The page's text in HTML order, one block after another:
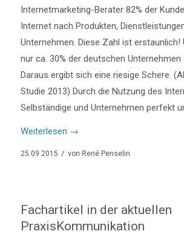
Internetmarketing-Berater 82% der
Internet nach Produkten,
Unternehmen. Diese Zahl ist erstaunlich!
nur ca. 30% der deutschen
Daraus ergibt sich eine riesige Schere.
Studie 2013) Durch die Nutzung des
Selbständige und Unternehmen perfekt
Weiterlesen →
25.09.2015 / von René Penselin
Fachartikel in der aktuellen
PraxisKommunikation